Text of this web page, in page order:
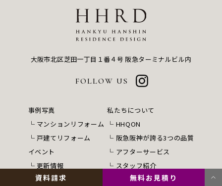
大阪市北区芝田一丁目１番４号 阪急ターミナルビル内
FOLLOW US
事例写真
マンションリフォーム
戸建てリフォーム
イベント
更新情報
ブログ・コラム
私たちについて
HHQON
阪急阪神が誇る3つの品質
アフターサービス
スタッフ紹介
リフォームの流れ
資料請求 無料お見積り